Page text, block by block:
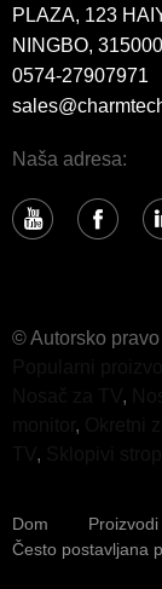
PLAZA, 123
NINGBO, 315000
0574-27907971
Naša adresa:
© Autorsko
,
,
,
Dom Proizvodi
Često postavljana